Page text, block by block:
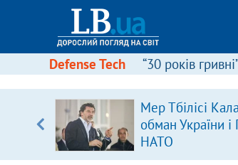
Defense Tech “30 років
Мер Тбілісі
обман України і
НАТО